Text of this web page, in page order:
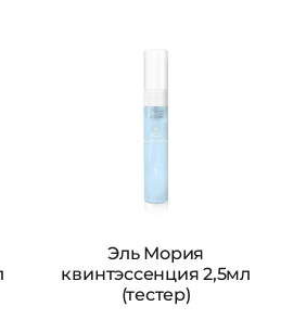
Эль Мория
квинтэссенция 2,5мл
(тестер)